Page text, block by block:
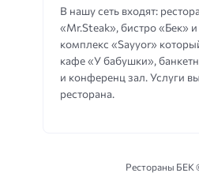
В нашу сеть входят:
«Mr.Steak», бистро «Бек»
комплекс «Sayyor»
кафе «У бабушки»,
и конференц зал. Услуги
ресторана.
Рестораны БЕК